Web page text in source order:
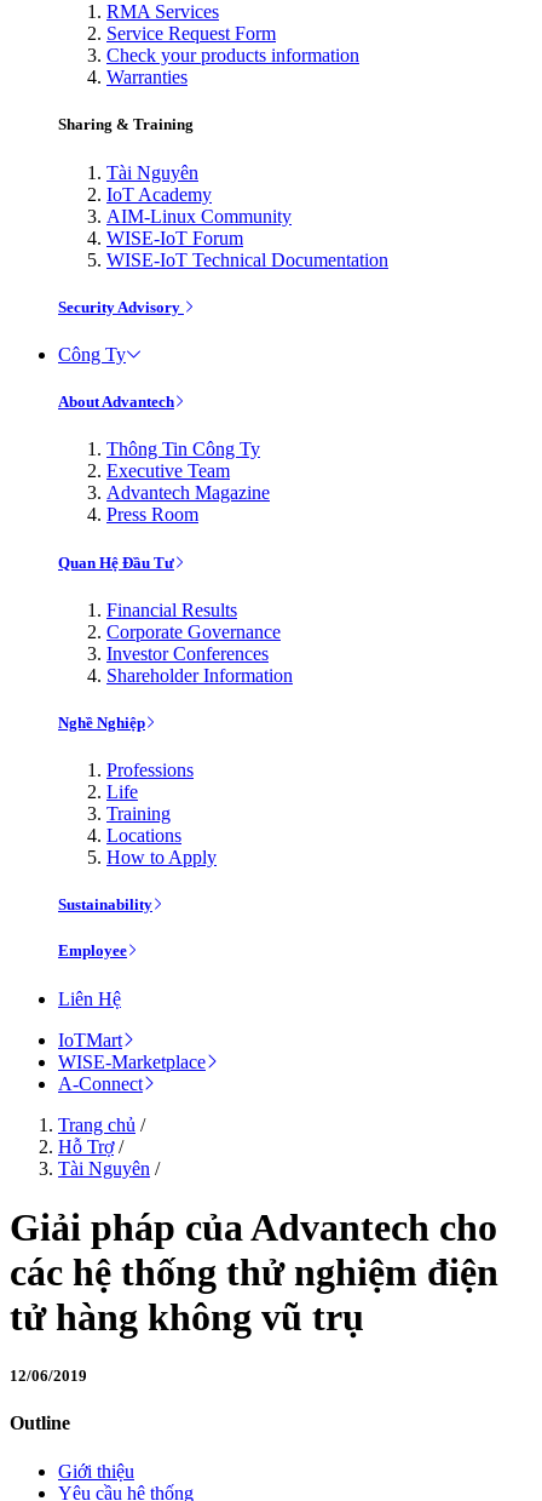
RMA Services
Service Request Form
Check your products information
Warranties
Sharing & Training
Tài Nguyên
IoT Academy
AIM-Linux Community
WISE-IoT Forum
WISE-IoT Technical Documentation
Security Advisory
Công Ty
About Advantech
Thông Tin Công Ty
Executive Team
Advantech Magazine
Press Room
Quan Hệ Đầu Tư
Financial Results
Corporate Governance
Investor Conferences
Shareholder Information
Nghề Nghiệp
Professions
Life
Training
Locations
How to Apply
Sustainability
Employee
Liên Hệ
IoTMart
WISE-Marketplace
A-Connect
Trang chủ /
Hỗ Trợ/
Tài Nguyên /
Giải pháp của Advantech cho
các hệ thống thử nghiệm điện
tử hàng không vũ trụ
12/06/2019
Outline
Giới thiệu
Yêu cầu hệ thống